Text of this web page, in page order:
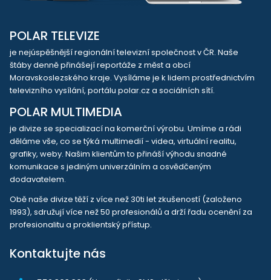
POLAR TELEVIZE
je nejúspěšnější regionální televizní společnost v ČR. Naše
štáby denně přinášejí reportáže z měst a obcí
Moravskoslezského kraje. Vysíláme je k lidem prostřednictvím
televizního vysílání, portálu polar.cz a sociálních sítí.
POLAR MULTIMEDIA
je divize se specializací na komerční výrobu. Umíme a rádi
děláme vše, co se týká multimedií - videa, virtuální realitu,
grafiky, weby. Našim klientům to přináší výhodu snadné
komunikace s jediným univerzálním a osvědčeným
dodavatelem.
Obě naše divize těží z více než 30ti let zkušeností (založeno
1993), sdružují více než 50 profesionálů a drží řadu ocenění za
profesionalitu a proklientský přístup.
Kontaktujte nás